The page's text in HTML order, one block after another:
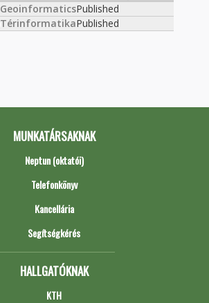
GeoinformaticsPublished
TérinformatikaPublished
MUNKATÁRSAKNAK
Neptun (oktatói)
Telefonkönyv
Kancellária
Segítségkérés
HALLGATÓKNAK
KTH